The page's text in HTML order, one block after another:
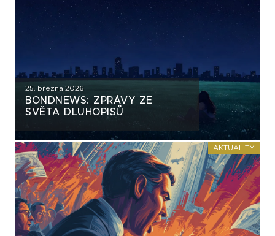
25. března 2026
BONDNEWS: ZPRÁVY ZE
SVĚTA DLUHOPISŮ
AKTUALITY